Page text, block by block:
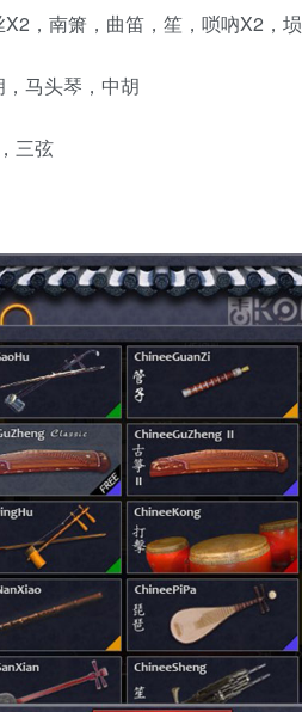
，南箫，曲笛，笙，唢吶X2，埙
马头琴，中胡
三弦